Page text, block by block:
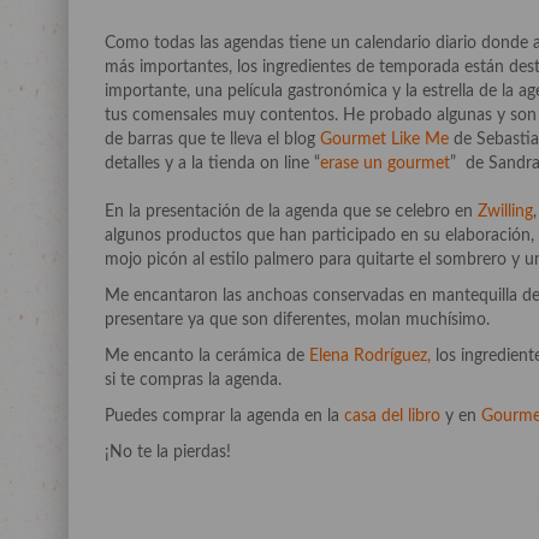
Como todas las agendas tiene un calendario diario
más importantes, los ingredientes de temporada están
importante, una película gastronómica y la estrella de la
tus comensales muy contentos. He probado algunas y
de barras que te lleva el blog Gourmet Like Me de
detalles y a la tienda on line “erase un gourmet” de
En la presentación de la agenda que se celebro en Zwilling
algunos productos que han participado en su
mojo picón al estilo palmero para quitarte el sombrero y
Me encantaron las anchoas conservadas en mantequilla de
presentare ya que son diferentes, molan muchísimo.
Me encanto la cerámica de Elena Rodríguez, los
si te compras la agenda.
Puedes comprar la agenda en la casa del libro y en
¡No te la pierdas!